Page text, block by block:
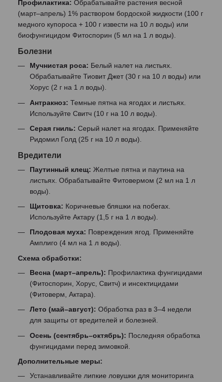
Профилактика: Обрабатывайте растения весной
(март–апрель) 1% раствором бордоской жидкости (100 г
медного купороса + 100 г извести на 10 л воды) или
биофунгицидом Фитоспорин (5 мл на 1 л воды).
Болезни
Мучнистая роса: Белый налет на листьях.
Обрабатывайте Тиовит Джет (30 г на 10 л воды) или
Хорус (2 г на 1 л воды).
Антракноз: Темные пятна на ягодах и листьях.
Используйте Свитч (10 г на 10 л воды).
Серая гниль: Серый налет на ягодах. Применяйте
Ридомил Голд (25 г на 10 л воды).
Вредители
Паутинный клещ: Желтые пятна и паутина на
листьях. Обрабатывайте Фитовермом (2 мл на 1 л
воды).
Щитовка: Коричневые бляшки на побегах.
Используйте Актару (1,5 г на 1 л воды).
Плодовая муха: Повреждения ягод. Применяйте
Амплиго (4 мл на 1 л воды).
Схема обработки:
Весна (март–апрель): Профилактика фунгицидами
(Фитоспорин, Хорус, Свитч) и инсектицидами
(Фитоверм, Актара).
Лето (май–август): Обработка раз в 3–4 недели
для защиты от вредителей и болезней.
Осень (сентябрь–октябрь): Последняя обработка
фунгицидами перед зимовкой.
Дополнительные меры:
Устанавливайте липкие ловушки для мониторинга